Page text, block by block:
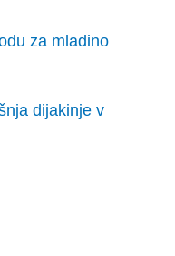
za mladino
dijakinje v